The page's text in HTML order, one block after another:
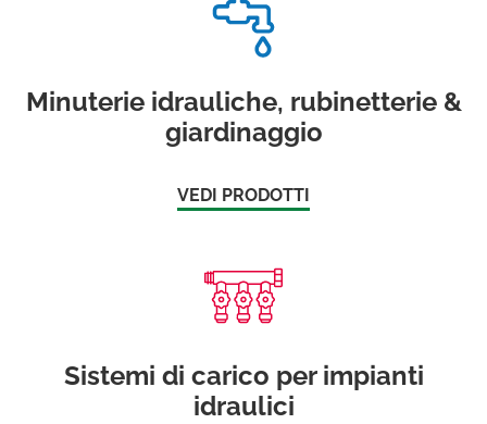
Minuterie idrauliche, rubinetterie &
giardinaggio
VEDI PRODOTTI
Sistemi di carico per impianti
idraulici